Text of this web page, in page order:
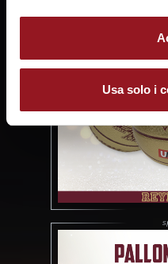
Usa solo i